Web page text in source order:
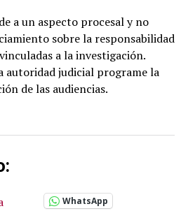
a un aspecto procesal y no
sobre la responsabilidad
a la investigación.
autoridad judicial programe la
de las audiencias.
WhatsApp